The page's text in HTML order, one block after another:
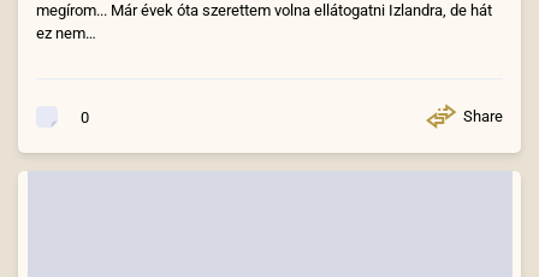
megírom... Már évek óta szerettem volna ellátogatni Izlandra, de hát
ez nem…
0 Share